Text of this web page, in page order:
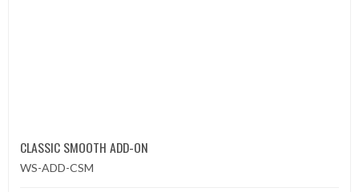
CLASSIC SMOOTH ADD-ON
WS-ADD-CSM